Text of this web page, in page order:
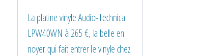
La platine vinyle Audio-Technica
LPW40WN à 265 €, la belle en
noyer qui fait entrer le vinyle chez